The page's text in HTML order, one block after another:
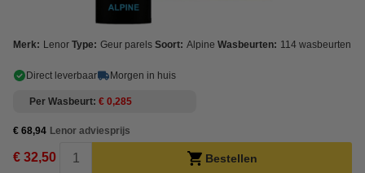
Merk: Lenor Type: Geur parels Soort: Alpine Wasbeurten: 114 wasbeurten
Direct leverbaar Morgen in huis
Per Wasbeurt € 0,285
€ 68,94 Lenor adviesprijs
€ 32,50 Bestellen